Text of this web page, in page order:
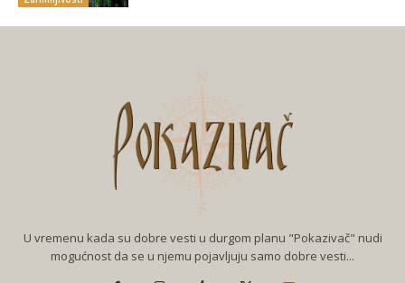
U vremenu kada su dobre vesti u durgom planu "Pokazivač" nudi
mogućnost da se u njemu pojavljuju samo dobre vesti...